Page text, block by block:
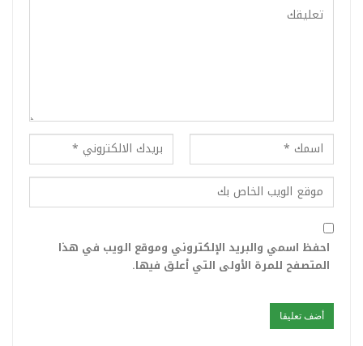
احفظ اسمي والبريد الإلكتروني وموقع الويب في هذا
المتصفح للمرة الأولى التي أعلق فيها.